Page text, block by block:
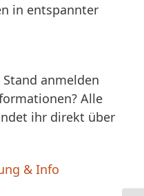
in entspannter
anmelden
Alle
ihr direkt über
& Info